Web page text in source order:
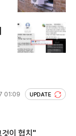
01:09 UPDATE
이 협치"